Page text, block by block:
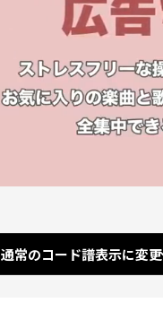
通常のコード譜表示に変更